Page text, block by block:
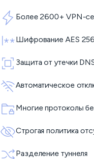
Более 2600+ VPN-
Шифрование AES
Защита от утечки
Автоматическое
Многие протоколы
Строгая политика
Разделение туннеля